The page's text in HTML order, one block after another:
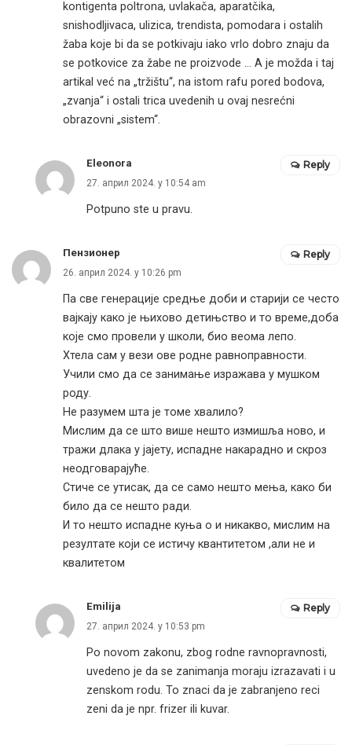
kontigenta poltrona, uvlakača, aparatčika,
snishodljivaca, ulizica, trendista, pomodara i ostalih
žaba koje bi da se potkivaju iako vrlo dobro znaju da
se potkovice za žabe ne proizvode … A je možda i taj
artikal već na „tržištu“, na istom rafu pored bodova,
„zvanja“ i ostali trica uvedenih u ovaj nesrećni
obrazovni „sistem“.
Eleonora
27. април 2024. у 10:54 am
Potpuno ste u pravu.
Reply
Пензионер
26. април 2024. у 10:26 pm
Па све генерације средње доби и старији се често
вајкају како је њихово детињство и то време,доба
које смо провели у школи, био веома лепо.
Хтела сам у вези ове родне равноправности.
Учили смо да се занимање изражава у мушком
роду.
Не разумем шта је томе хвалило?
Мислим да се што више нешто измишља ново, и
тражи длака у јајету, испадне накарадно и скроз
неодговарајуће.
Стиче се утисак, да се само нешто мења, како би
било да се нешто ради.
И то нешто испадне куња о и никакво, мислим на
резултате који се истичу квантитетом ,али не и
квалитетом
Reply
Emilija
27. април 2024. у 10:53 pm
Po novom zakonu, zbog rodne ravnopravnosti,
uvedeno je da se zanimanja moraju izrazavati i u
zenskom rodu. To znaci da je zabranjeno reci
zeni da je npr. frizer ili kuvar.
Reply